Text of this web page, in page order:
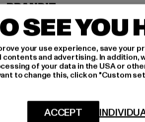
BRANDIT
Urban Legend
35,99 EUR
Derzeitiger Preis: 35,99 EUR
39,99 EUR Aktionspreis:
-25%
SEE YOU
your use experience, save your
and advertising. In
of your data in the USA or
to change this, click on "Custom
ACCEPT